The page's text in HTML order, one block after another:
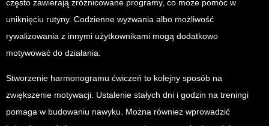
często zawierają zróżnicowane programy, co może pomóc w
uniknięciu rutyny. Codzienne wyzwania albo możliwość
rywalizowania z innymi użytkownikami mogą dodatkowo
motywować do działania.
Stworzenie harmonogramu ćwiczeń to kolejny sposób na
zwiększenie motywacji. Ustalenie stałych dni i godzin na treningi
pomaga w budowaniu nawyku. Można również wprowadzić